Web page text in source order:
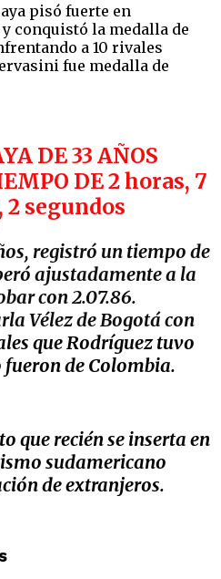
pisó fuerte en
conquistó la medalla de
a 10 rivales
fue medalla de
DE 33 AÑOS
DE 2 horas, 7
segundos
registró un tiempo de
ajustadamente a la
con 2.07.86.
Vélez de Bogotá con
que Rodríguez tuvo
de Colombia.
que recién se inserta en
sudamericano
de extranjeros.